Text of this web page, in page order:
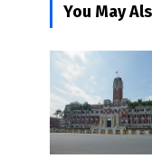
You May